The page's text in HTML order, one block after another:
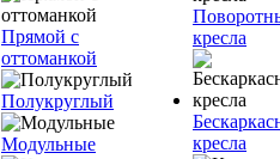
Прямой с
оттоманкой
Полукруглый
Модульные
кресла
кресла